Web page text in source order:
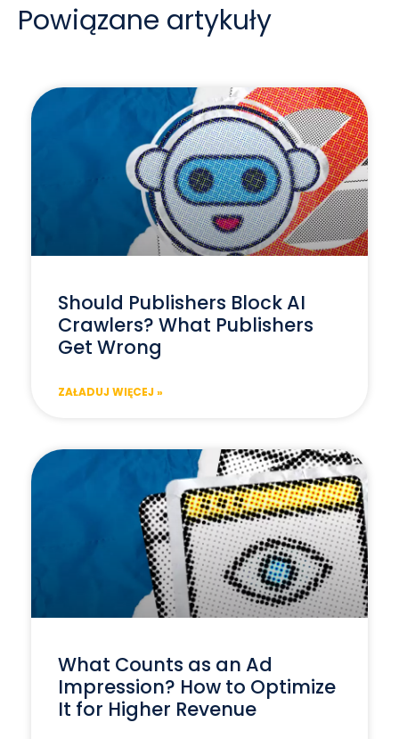
Powiązane artykuły
Should Publishers Block AI
Crawlers? What Publishers
Get Wrong
ZAŁADUJ WIĘCEJ »
What Counts as an Ad
Impression? How to Optimize
It for Higher Revenue